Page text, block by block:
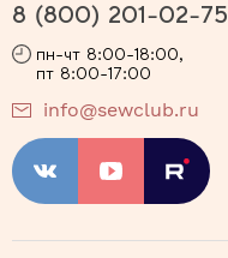
8 (800) 201-02-75
пн-чт 8:00-18:00,
пт 8:00-17:00
info@sewclub.ru